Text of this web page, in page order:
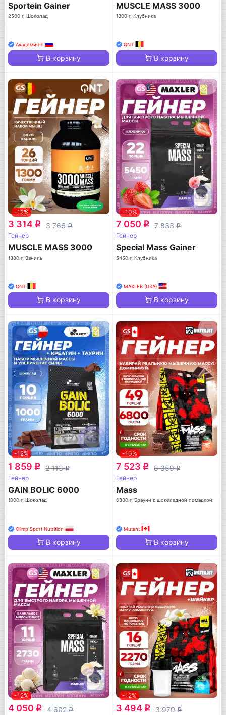
Sportein Gainer
2500 г, Шоколад
Академия-Т
В корзину
MUSCLE MASS 3000
1300 г, Клубника
QNT
В корзину
-12%
3 314 q 3 766q
Гейнер
MUSCLE MASS 3000
1300 г, Ваниль
QNT
В корзину
-10%
7 050 q 7 833q
Гейнер
Special Mass Gainer
5450 г, Клубника
MAXLER (USA)
В корзину
-12%
1 859 q 2 113q
Гейнер
GAIN BOLIC 6000
1000 г, Шоколад
Olimp Sport Nutrition
В корзину
-10%
7 523 q 8 359q
Гейнер
Mass
6800 г, Брауни с шоколадной помадкой
Mutant
В корзину
-12%
4 050 q 4 602q
-12%
3 494 q 3 970q